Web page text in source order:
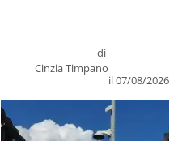
di
Cinzia Timpano
il 07/08/2026